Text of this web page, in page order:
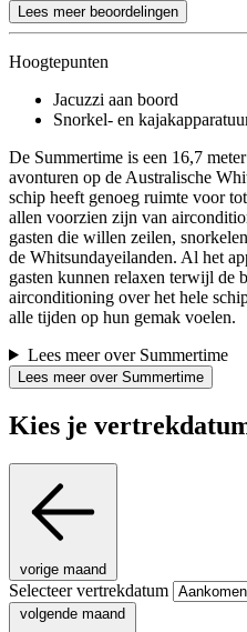
Lees meer beoordelingen
Hoogtepunten
Jacuzzi aan boord
Snorkel- en
De Summertime is een 16,7
avonturen op de Australische
schip heeft genoeg ruimte voor
allen voorzien zijn van
gasten die willen zeilen,
de Whitsundayeilanden. Al het
gasten kunnen relaxen terwijl de
airconditioning over het hele
alle tijden op hun gemak voelen.
Lees meer over Summertime
Lees meer over Summertime
Kies je
vorige maand
Selecteer vertrekdatum
volgende maand